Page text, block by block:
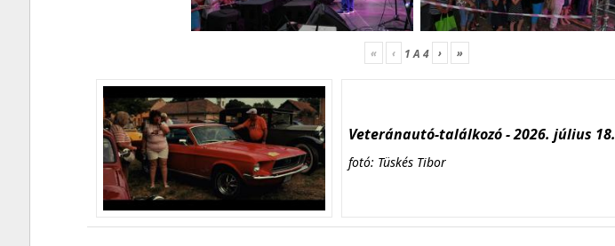
« ‹ 1A 4 › »
Veteránautó-találkozó - 2026. július 18.
fotó: Tüskés Tibor